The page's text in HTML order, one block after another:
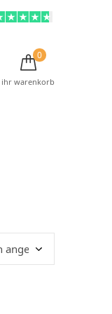
ihr warenkorb
0